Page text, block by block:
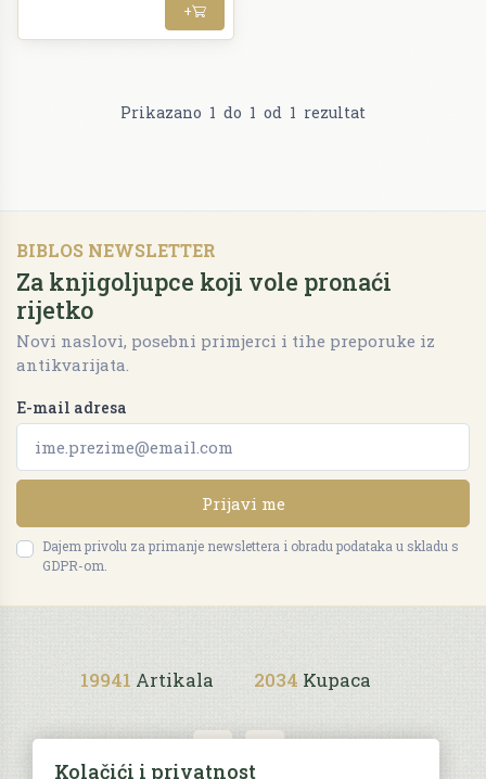
+
Prikazano 1 do 1 od 1 rezultat
BIBLOS NEWSLETTER
Za knjigoljupce koji vole pronaći
rijetko
Novi naslovi, posebni primjerci i tihe preporuke iz
antikvarijata.
E-mail adresa
Prijavi me
Dajem privolu za primanje newslettera i obradu podataka u skladu s
GDPR-om.
19941 Artikala 2034 Kupaca
Kolačići i privatnost